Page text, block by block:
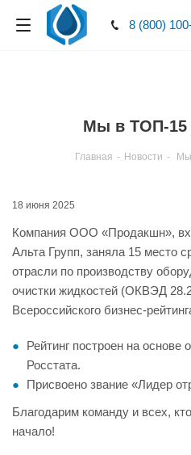
8 (800)
Мы в ТОП-15
Главная - Новости -
18 июня 2025
Компания ООО «Продакшн»,
Альта Групп, заняла 15 место
отрасли по производству
очистки жидкостей (ОКВЭД
Всероссийского бизнес-
Рейтинг построен на основе
Росстата.
Присвоено звание «Лидер
Благодарим команду и всех,
начало!